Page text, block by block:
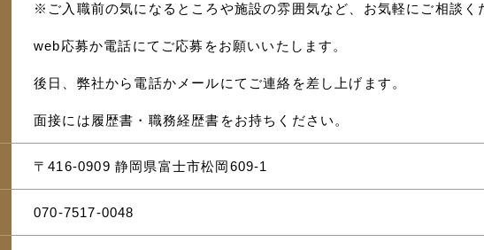
※ご入職前の気になるところや施設の雰囲気など、お気軽にご相談く
web応募か電話にてご応募をお願いいたします。
後日、弊社から電話かメールにてご連絡を差し上げます。
面接には履歴書・職務経歴書をお持ちください。
〒416-0909 静岡県富士市松岡609-1
070-7517-0048